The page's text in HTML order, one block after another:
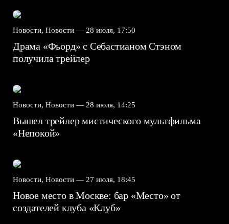
Новости, Новости — 28 июля, 17:50
Драма «Фьорд» с Себастианом Стэном
получила трейлер
Новости, Новости — 28 июля, 14:25
Вышел трейлер мистического мультфильма
«Непокой»
Новости, Новости — 27 июля, 18:45
Новое место в Москве: бар «Место» от
создателей клуба «Клуб»